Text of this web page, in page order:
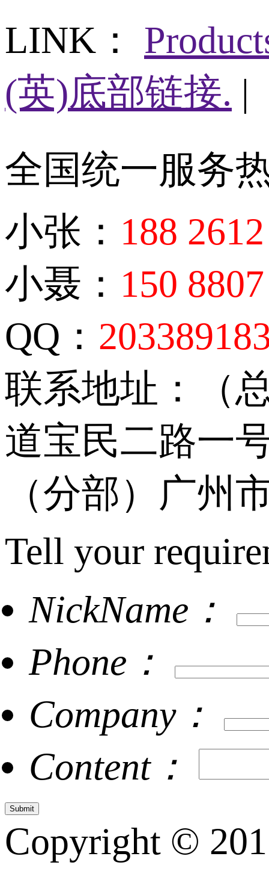
LINK：
(英)底部链接. |
全国统一服务
小张： 188
小聂： 150
QQ：
联系地址：（
道宝民二路一
（分部）广州
Tell your
NickName：
Phone：
Company：
Content：
Copyright ©